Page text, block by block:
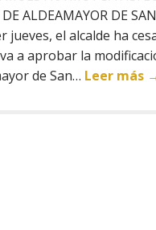
ALDEAMAYOR DE
el alcalde ha
a aprobar la
de San… Leer más